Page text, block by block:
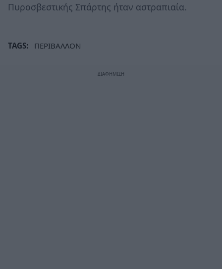
Πυροσβεστικής Σπάρτης ήταν αστραπιαία.
TAGS: ΠΕΡΙΒΑΛΛΟΝ